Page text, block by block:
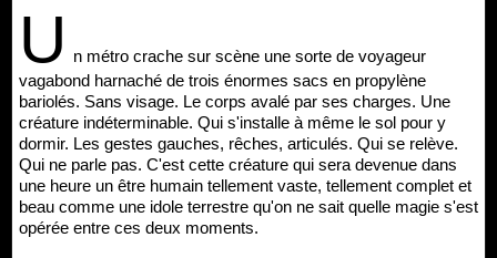
U
n métro crache sur scène une sorte de voyageur
vagabond harnaché de trois énormes sacs en propylène
bariolés. Sans visage. Le corps avalé par ses charges. Une
créature indéterminable. Qui s'installe à même le sol pour y
dormir. Les gestes gauches, rêches, articulés. Qui se relève.
Qui ne parle pas. C'est cette créature qui sera devenue dans
une heure un être humain tellement vaste, tellement complet et
beau comme une idole terrestre qu'on ne sait quelle magie s'est
opérée entre ces deux moments.